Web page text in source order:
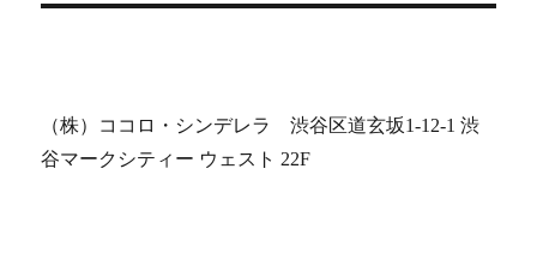
シ
ン
稿:
（株）ココロ・シンデレラ 渋谷区道玄坂1-12-1 渋
谷マークシティー ウェスト 22F